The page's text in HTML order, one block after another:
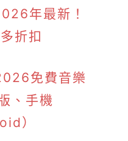
年最新！
折扣
免費音樂
、手機
）